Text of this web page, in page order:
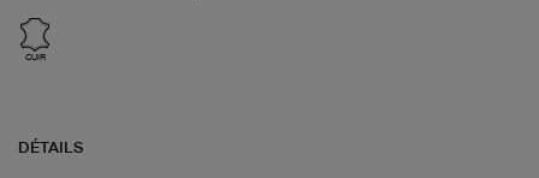
CUIR
DÉTAILS